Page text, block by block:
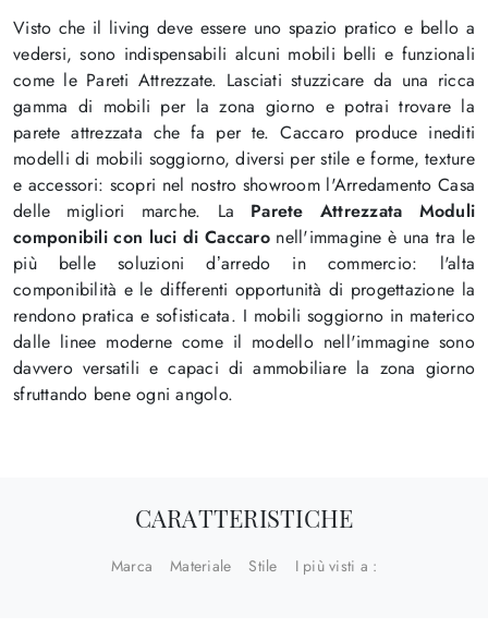
Visto che il living deve essere uno spazio pratico e bello a
vedersi, sono indispensabili alcuni mobili belli e funzionali
come le Pareti Attrezzate. Lasciati stuzzicare da una ricca
gamma di mobili per la zona giorno e potrai trovare la
parete attrezzata che fa per te. Caccaro produce inediti
modelli di mobili soggiorno, diversi per stile e forme, texture
e accessori: scopri nel nostro showroom l'Arredamento Casa
delle migliori marche. La Parete Attrezzata Moduli
componibili con luci di Caccaronell'immagine è una tra le
più belle soluzioni d’arredo in commercio: l'alta
componibilità e le differenti opportunità di progettazione la
rendono pratica e sofisticata. I mobili soggiorno in materico
dalle linee moderne come il modello nell'immagine sono
davvero versatili e capaci di ammobiliare la zona giorno
sfruttando bene ogni angolo.
CARATTERISTICHE
Marca Materiale Stile I più visti a :